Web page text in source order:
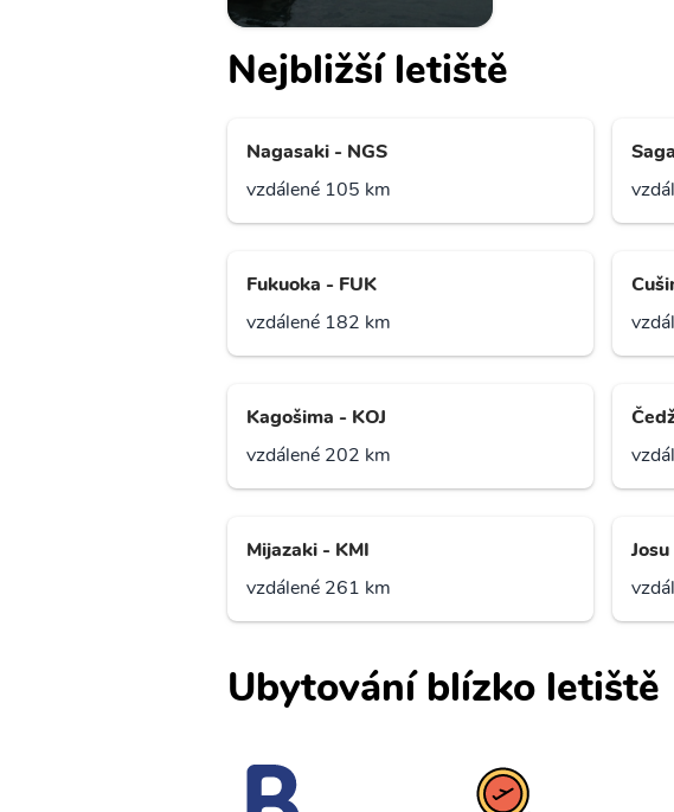
Nejbližší letiště
Nagasaki - NGS
vzdálené 105 km
Fukuoka - FUK
vzdálené 182 km
Kagošima - KOJ
vzdálené 202 km
Mijazaki - KMI
vzdálené 261 km
Ubytování blízko letiště